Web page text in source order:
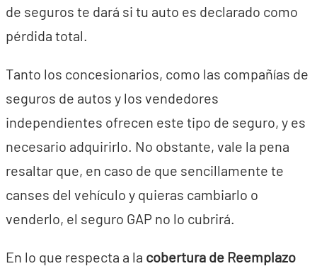
de seguros te dará si tu auto es declarado como
pérdida total.
Tanto los concesionarios, como las compañías de
seguros de autos y los vendedores
independientes ofrecen este tipo de seguro, y es
necesario adquirirlo. No obstante, vale la pena
resaltar que, en caso de que sencillamente te
canses del vehículo y quieras cambiarlo o
venderlo, el seguro GAP no lo cubrirá.
En lo que respecta a la cobertura de Reemplazo